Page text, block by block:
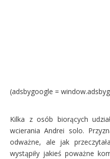
(adsbygoogle =
Kilka z osób biorących
wcierania Andrei solo.
odważne, ale jak
wystąpiły jakieś poważne